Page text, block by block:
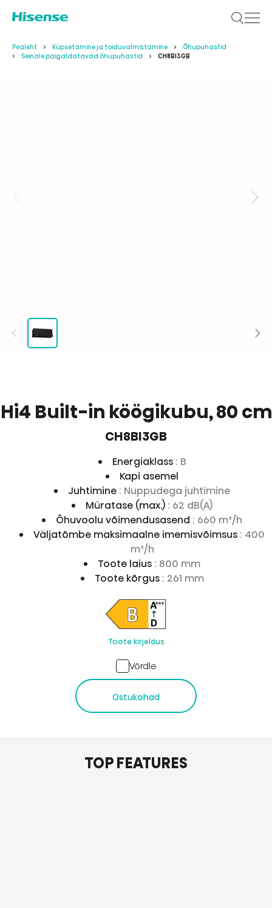
Pealeht Küpsetamine ja toiduvalmistamine
Õhupuhastid
Seinale paigaldatavad õhupuhastid
CH8BI3GB
Hi4 Built-in köögikubu, 80 cm
CH8BI3GB
Energiaklass : B
Kapi asemel
Juhtimine : Nuppudega juhtimine
Müratase (max.) : 62 dB(A)
Õhuvoolu võimendusasend : 660 m³/h
Väljatõmbe maksimaalne imemisvõimsus : 400
m³/h
Toote laius : 800 mm
Toote kõrgus : 261 mm
Toote kirjeldus
Võrdle
Ostukohad
TOP FEATURES